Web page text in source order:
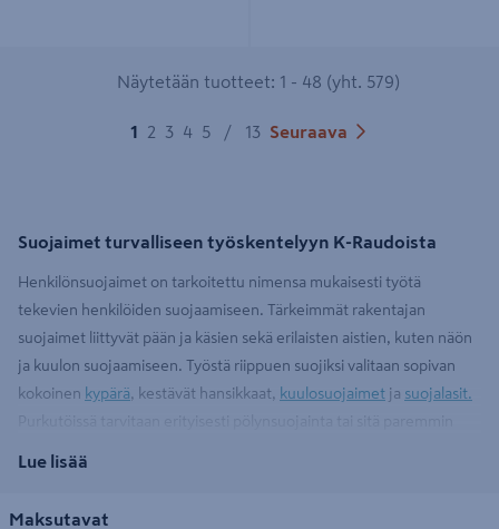
Näytetään tuotteet: 1 - 48 (yht. 579)
1 2 3 4 5 / 13 Seuraava
Suojaimet turvalliseen työskentelyyn K-Raudoista
Henkilönsuojaimet on tarkoitettu nimensa mukaisesti työtä
tekevien henkilöiden suojaamiseen. Tärkeimmät rakentajan
suojaimet liittyvät pään ja käsien sekä erilaisten aistien, kuten näön
ja kuulon suojaamiseen. Työstä riippuen suojiksi valitaan sopivan
kokoinen kypärä, kestävät hansikkaat, kuulosuojaimet ja suojalasit.
Lue lisää
Maksutavat